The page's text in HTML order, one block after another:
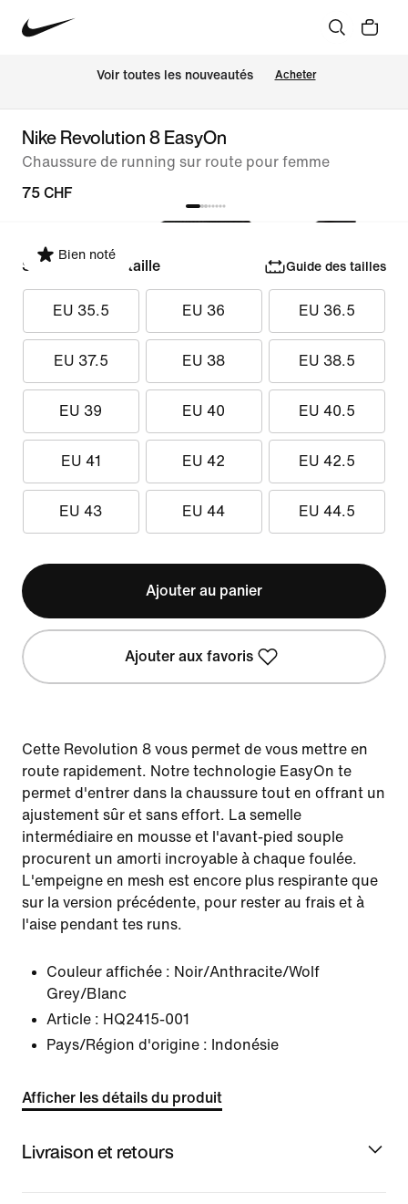
Voir toutes les nouveautés Acheter
Nike Revolution 8 EasyOn
Chaussure de running sur route pour femme
75 CHF
Bien noté
Sélectionner la taille Guide des tailles
EU 35.5 EU 36 EU 36.5
EU 37.5 EU 38 EU 38.5
EU 39 EU 40 EU 40.5
EU 41 EU 42 EU 42.5
EU 43 EU 44 EU 44.5
Ajouter au panier
Ajouter aux favoris
Cette Revolution 8 vous permet de vous mettre en
route rapidement. Notre technologie EasyOn te
permet d'entrer dans la chaussure tout en offrant un
ajustement sûr et sans effort. La semelle
intermédiaire en mousse et l'avant-pied souple
procurent un amorti incroyable à chaque foulée.
L'empeigne en mesh est encore plus respirante que
sur la version précédente, pour rester au frais et à
l'aise pendant tes runs.
Couleur affichée : Noir/Anthracite/Wolf
Grey/Blanc
Article : HQ2415-001
Pays/Région d'origine : Indonésie
Afficher les détails du produit
Livraison et retours